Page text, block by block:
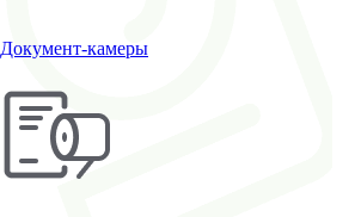
Документ-камеры